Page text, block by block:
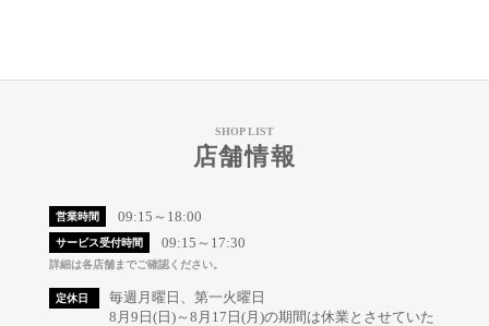
SHOP LIST
店舗情報
営業時間 09:15～18:00
サービス受付時間 09:15～17:30
詳細は各店舗までご確認ください。
定休日
毎週月曜日、第一火曜日
8月9日(日)～8月17日(月)の期間は休業とさせていた